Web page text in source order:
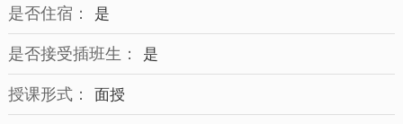
是否住宿： 是
是否接受插班生： 是
授课形式： 面授